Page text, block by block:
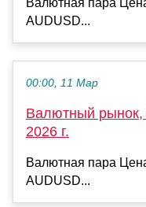
Валютная пара
AUDUSD...
00:00, 11 Мар
Валютный рынок,
2026 г.
Валютная пара
AUDUSD...